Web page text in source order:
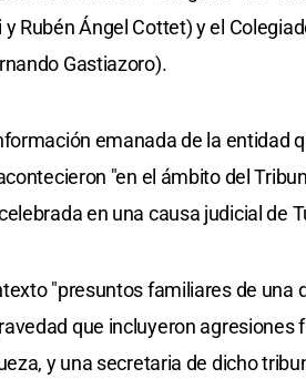
Rubén Ángel Cottet) y el
Gastiazoro).
emanada de la entidad
"en el ámbito del
en una causa judicial de
"presuntos familiares de una
que incluyeron agresiones
y una secretaria de dicho